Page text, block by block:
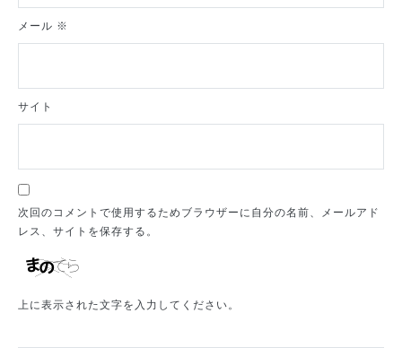
メール ※
サイト
次回のコメントで使用するためブラウザーに自分の名前、メールアド
レス、サイトを保存する。
上に表示された文字を入力してください。